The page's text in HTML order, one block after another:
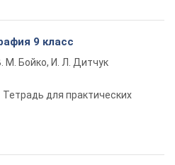
9 класс
М. Бойко, И. Л. Дитчук
Тетрадь для практических